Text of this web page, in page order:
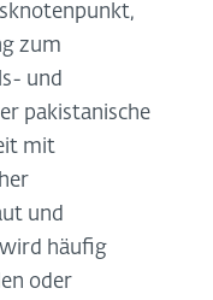
zum
und
pakistanische
mit
und
häufig
oder